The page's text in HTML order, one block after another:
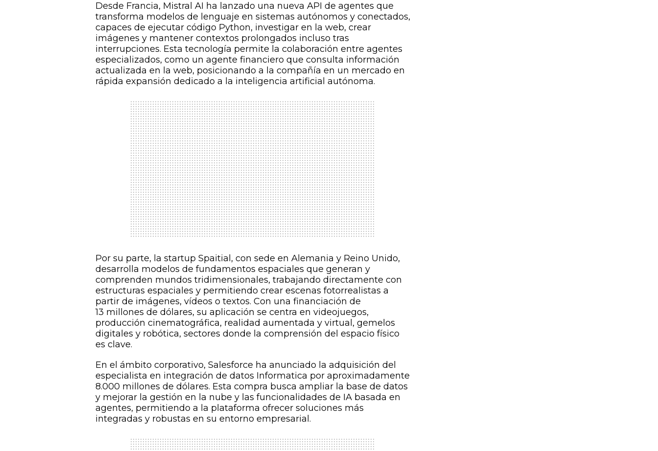
Desde Francia, Mistral AI ha lanzado una nueva API de agentes que
transforma modelos de lenguaje en sistemas autónomos y conectados,
capaces de ejecutar código Python, investigar en la web, crear
imágenes y mantener contextos prolongados incluso tras
interrupciones. Esta tecnología permite la colaboración entre agentes
especializados, como un agente financiero que consulta información
actualizada en la web, posicionando a la compañía en un mercado en
rápida expansión dedicado a la inteligencia artificial autónoma.
Por su parte, la startup Spaitial, con sede en Alemania y Reino Unido,
desarrolla modelos de fundamentos espaciales que generan y
comprenden mundos tridimensionales, trabajando directamente con
estructuras espaciales y permitiendo crear escenas fotorrealistas a
partir de imágenes, vídeos o textos. Con una financiación de
13 millones de dólares, su aplicación se centra en videojuegos,
producción cinematográfica, realidad aumentada y virtual, gemelos
digitales y robótica, sectores donde la comprensión del espacio físico
es clave.
En el ámbito corporativo, Salesforce ha anunciado la adquisición del
especialista en integración de datos Informatica por aproximadamente
8.000 millones de dólares. Esta compra busca ampliar la base de datos
y mejorar la gestión en la nube y las funcionalidades de IA basada en
agentes, permitiendo a la plataforma ofrecer soluciones más
integradas y robustas en su entorno empresarial.